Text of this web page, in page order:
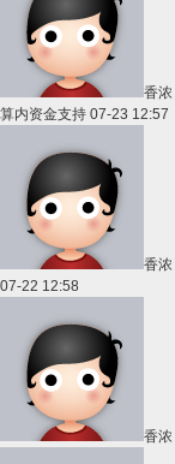
香浓
算内资金支持 07-23 12:57
香浓
07-22 12:58
香浓